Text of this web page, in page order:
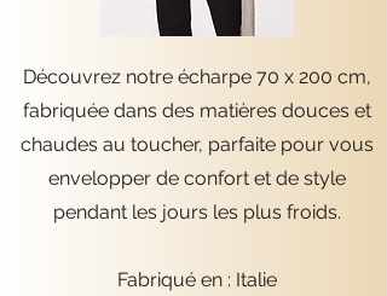
Découvrez notre écharpe 70 x 200 cm,
fabriquée dans des matières douces et
chaudes au toucher, parfaite pour vous
envelopper de confort et de style
pendant les jours les plus froids.
Fabriqué en : Italie